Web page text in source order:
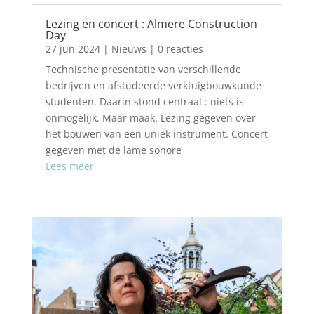
Lezing en concert : Almere Construction
Day
27 jun 2024| Nieuws | 0 reacties
Technische presentatie van verschillende
bedrijven en afstudeerde verktuigbouwkunde
studenten. Daarin stond centraal : niets is
onmogelijk. Maar maak. Lezing gegeven over
het bouwen van een uniek instrument. Concert
gegeven met de lame sonore
Lees meer